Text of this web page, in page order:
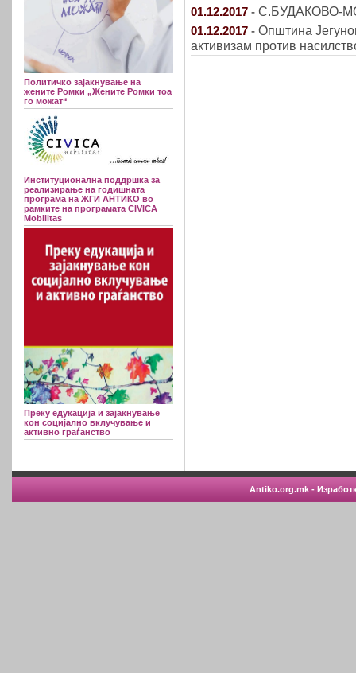
Политичко зајакнување на
жените Ромки „Жените Ромки тоа
го можат“
Институционална поддршка за
реализирање на годишната
програма на ЖГИ АНТИКО во
рамките на програмата CIVICA
Mobilitas
Преку едукација и зајакнување
кон социјално вклучување и
активно граѓанство
01.12.2017 - С.БУДАКОВО-
01.12.2017 - Општина
активизам против
Antiko.org.mk -